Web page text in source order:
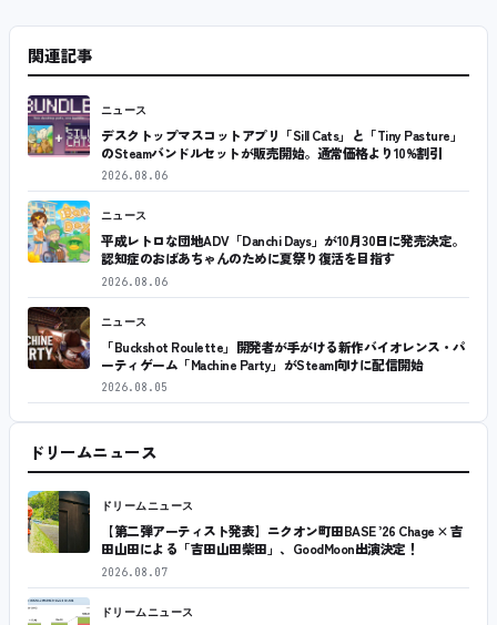
関連記事
ニュース
デスクトップマスコットアプリ「Sill Cats」と「Tiny Pasture」
のSteamバンドルセットが販売開始。通常価格より10%割引
2026.08.06
ニュース
平成レトロな団地ADV「Danchi Days」が10月30日に発売決定。
認知症のおばあちゃんのために夏祭り復活を目指す
2026.08.06
ニュース
「Buckshot Roulette」開発者が手がける新作バイオレンス・パ
ーティゲーム「Machine Party」がSteam向けに配信開始
2026.08.05
ドリームニュース
ドリームニュース
【第二弾アーティスト発表】ニクオン町田BASE ’26 Chage × 吉
田山田による「吉田山田柴田」、GoodMoon出演決定！
2026.08.07
ドリームニュース